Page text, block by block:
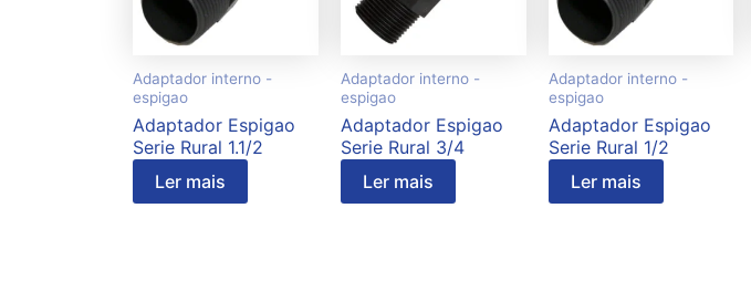
Adaptador interno -
espigao
Adaptador Espigao
Serie Rural 1.1/2
Ler mais
Adaptador interno -
espigao
Adaptador Espigao
Serie Rural 3/4
Ler mais
Adaptador interno -
espigao
Adaptador Espigao
Serie Rural 1/2
Ler mais